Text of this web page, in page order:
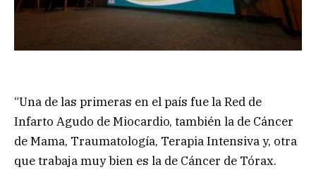
“Una de las primeras en el país fue la Red de
Infarto Agudo de Miocardio, también la de Cáncer
de Mama, Traumatología, Terapia Intensiva y, otra
que trabaja muy bien es la de Cáncer de Tórax.